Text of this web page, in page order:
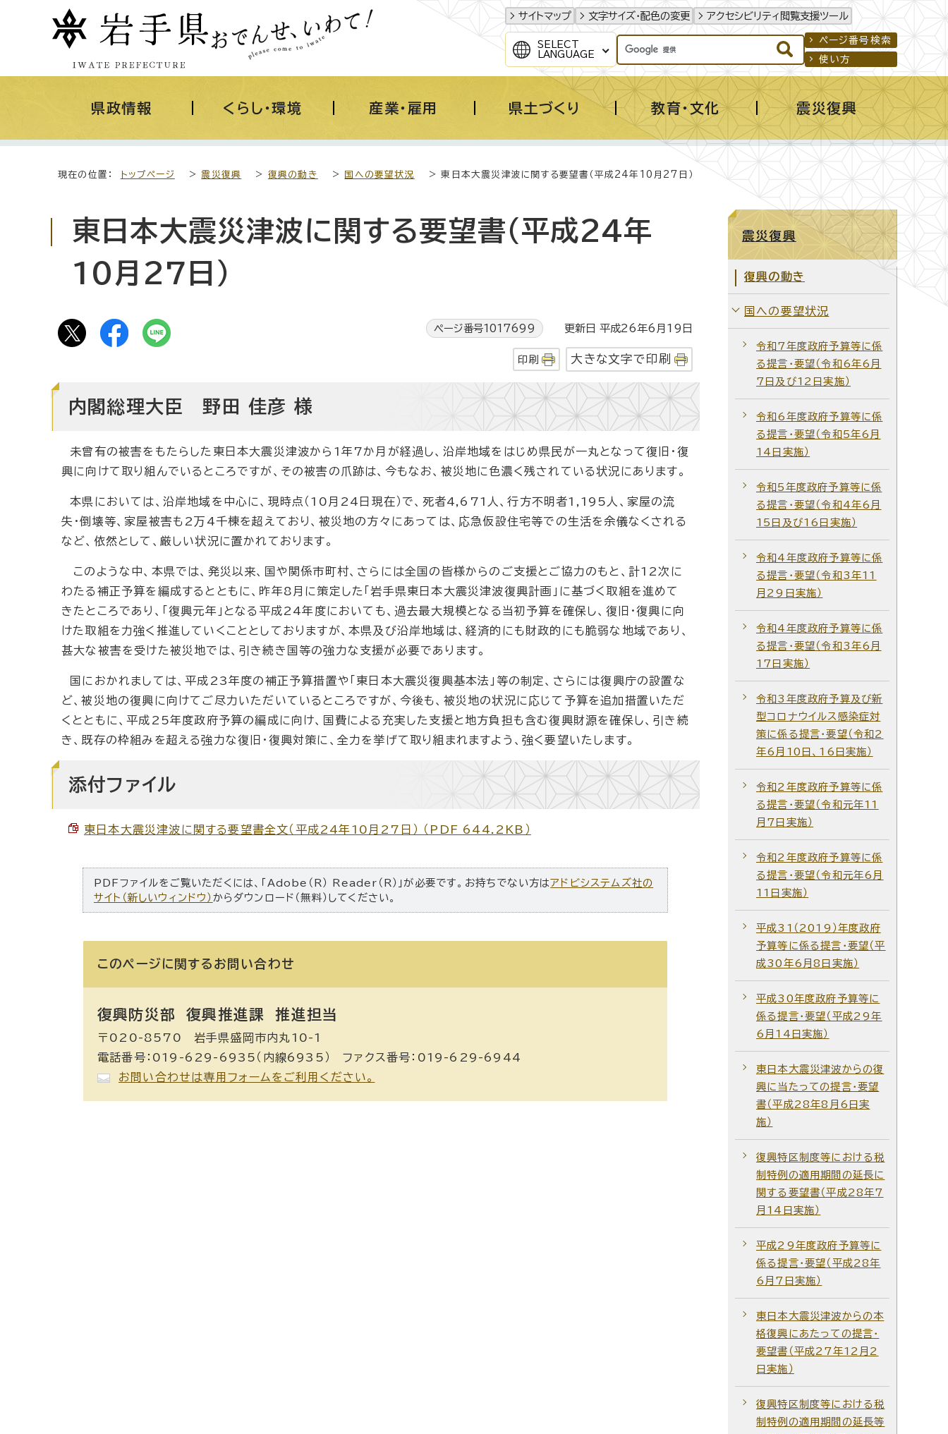
サイトマップ 文字サイズ・配色の変更 アクセシビリティ閲覧支援ツール
SELECT
LANGUAGE
ページ番号検索
使い方
県政情報 くらし・環境 産業・雇用 県土づくり 教育・文化 震災復興
現在の位置： トップページ > 震災復興 > 復興の動き > 国への要望状況 > 東日本大震災津波に関する要望書（平成24年10月27日）
東日本大震災津波に関する要望書（平成24年
10月27日）
ページ番号1017699 更新日 平成26年6月19日
印刷 大きな文字で印刷
内閣総理大臣 野田 佳彦 様
未曾有の被害をもたらした東日本大震災津波から1年7か月が経過し、沿岸地域をはじめ県民が一丸となって復旧・復
興に向けて取り組んでいるところですが、その被害の爪跡は、今もなお、被災地に色濃く残されている状況にあります。
本県においては、沿岸地域を中心に、現時点（10月24日現在）で、死者4,671人、行方不明者1,195人、家屋の流
失・倒壊等、家屋被害も2万4千棟を超えており、被災地の方々にあっては、応急仮設住宅等での生活を余儀なくされる
など、依然として、厳しい状況に置かれております。
このような中、本県では、発災以来、国や関係市町村、さらには全国の皆様からのご支援とご協力のもと、計12次に
わたる補正予算を編成するとともに、昨年8月に策定した「岩手県東日本大震災津波復興計画」に基づく取組を進めて
きたところであり、「復興元年」となる平成24年度においても、過去最大規模となる当初予算を確保し、復旧・復興に向
けた取組を力強く推進していくこととしておりますが、本県及び沿岸地域は、経済的にも財政的にも脆弱な地域であり、
甚大な被害を受けた被災地では、引き続き国等の強力な支援が必要であります。
国におかれましては、平成23年度の補正予算措置や「東日本大震災復興基本法」等の制定、さらには復興庁の設置な
ど、被災地の復興に向けてご尽力いただいているところですが、今後も、被災地の状況に応じて予算を追加措置いただ
くとともに、平成25年度政府予算の編成に向け、国費による充実した支援と地方負担も含む復興財源を確保し、引き続
き、既存の枠組みを超える強力な復旧・復興対策に、全力を挙げて取り組まれますよう、強く要望いたします。
添付ファイル
東日本大震災津波に関する要望書全文（平成24年10月27日） （PDF 644.2KB）
PDFファイルをご覧いただくには、「Adobe（R） Reader（R）」が必要です。お持ちでない方はアドビシステムズ社の
サイト（新しいウィンドウ） からダウンロード（無料）してください。
このページに関する お問い合わせ
復興防災部 復興推進課 推進担当
〒020-8570 岩手県盛岡市内丸10-1
電話番号：019-629-6935（内線6935） ファクス番号：019-629-6944
お問い合わせは専用フォームをご利用ください。
震災復興
復興の動き
国への要望状況
令和7年度政府予算等に係
る提言・要望（令和6年6月
7日及び12日実施）
令和6年度政府予算等に係
る提言・要望（令和5年6月
14日実施）
令和5年度政府予算等に係
る提言・要望（令和4年6月
15日及び16日実施）
令和4年度政府予算等に係
る提言・要望（令和3年11
月29日実施）
令和4年度政府予算等に係
る提言・要望（令和3年6月
17日実施）
令和3年度政府予算及び新
型コロナウイルス感染症対
策に係る提言・要望（令和2
年6月10日、16日実施）
令和2年度政府予算等に係
る提言・要望（令和元年11
月7日実施）
令和2年度政府予算等に係
る提言・要望（令和元年6月
11日実施）
平成31（2019）年度政府
予算等に係る提言・要望（平
成30年6月8日実施）
平成30年度政府予算等に
係る提言・要望（平成29年
6月14日実施）
東日本大震災津波からの復
興に当たっての提言・要望
書（平成28年8月6日実
施）
復興特区制度等における税
制特例の適用期間の延長に
関する要望書（平成28年7
月14日実施）
平成29年度政府予算等に
係る提言・要望（平成28年
6月7日実施）
東日本大震災津波からの本
格復興にあたっての提言・
要望書（平成27年12月2
日実施）
復興特区制度等における税
制特例の適用期間の延長等